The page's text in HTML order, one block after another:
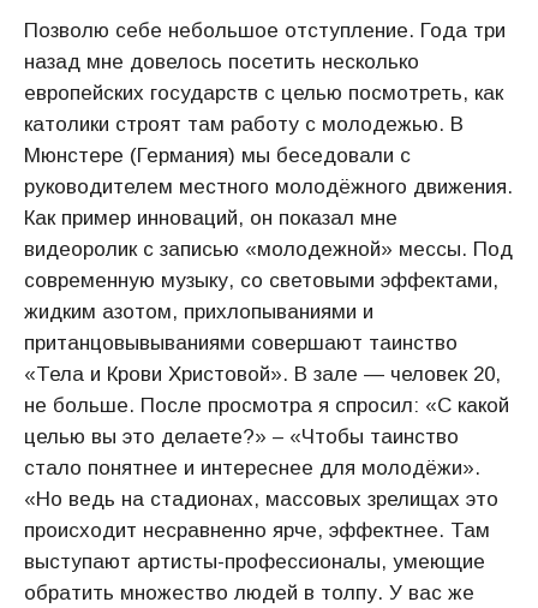
Позволю себе небольшое отступление. Года три
назад мне довелось посетить несколько
европейских государств с целью посмотреть, как
католики строят там работу с молодежью. В
Мюнстере (Германия) мы беседовали с
руководителем местного молодёжного движения.
Как пример инноваций, он показал мне
видеоролик с записью «молодежной» мессы. Под
современную музыку, со световыми эффектами,
жидким азотом, прихлопываниями и
пританцовывываниями совершают таинство
«Тела и Крови Христовой». В зале — человек 20,
не больше. После просмотра я спросил: «С какой
целью вы это делаете?» – «Чтобы таинство
стало понятнее и интереснее для молодёжи».
«Но ведь на стадионах, массовых зрелищах это
происходит несравненно ярче, эффектнее. Там
выступают артисты-профессионалы, умеющие
обратить множество людей в толпу. У вас же